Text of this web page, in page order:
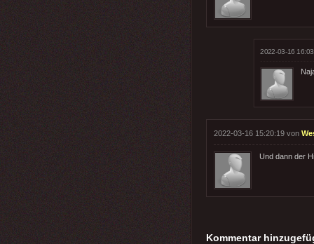
2022-03-16
2022-03-16 15:20:19 von
Und dann der
Kommentar